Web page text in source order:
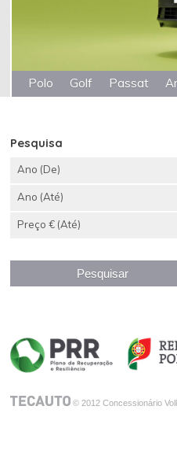
Polo Golf Passat
Pesquisa
Ano (De)
Ano (Até)
Preço € (Até)
© 2012 Concessionário